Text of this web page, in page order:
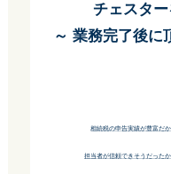
チェスタ
～ 業務完了後に
相続税の申告実績が豊富だか
担当者が信頼できそうだったか